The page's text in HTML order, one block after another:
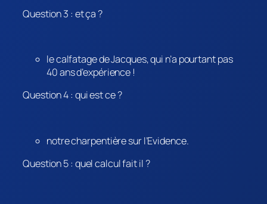
Question 3 : et ça ?
le calfatage de Jacques, qui n’a pourtant pas
40 ans d’expérience !
Question 4 : qui est ce ?
notre charpentière sur l’Evidence.
Question 5 : quel calcul fait il ?